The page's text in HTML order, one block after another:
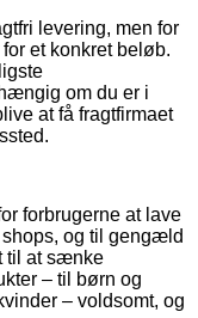
levering, men for
et konkret beløb.
om du er i
at få fragtfirmaet
forbrugerne at lave
og til gengæld
til at sænke
– til børn og
– voldsomt, og